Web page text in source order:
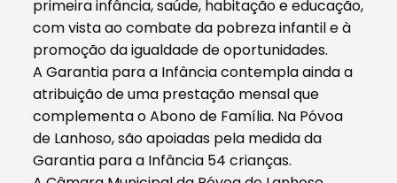
primeira infância, saúde, habitação e educação,
com vista ao combate da pobreza infantil e à
promoção da igualdade de oportunidades.
A Garantia para a Infância contempla ainda a
atribuição de uma prestação mensal que
complementa o Abono de Família. Na Póvoa
de Lanhoso, são apoiadas pela medida da
Garantia para a Infância 54 crianças.